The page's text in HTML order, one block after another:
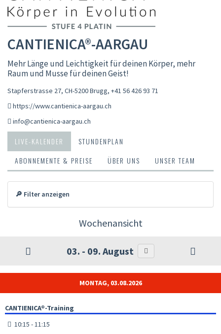
CANTIENICA®-AARGAU
Mehr Länge und Leichtigkeit für deinen Körper, mehr
Raum und Musse für deinen Geist!
Stapferstrasse 27, CH-5200 Brugg, +41 56 426 93 71
https://www.cantienica-aargau.ch
info@cantienica-aargau.ch
LIVE-KALENDER
STUNDENPLAN
ABONNEMENTE & PREISE
ÜBER UNS UNSER TEAM
🔎 Filter anzeigen
Wochenansicht
03. - 09. August
MONTAG, 03.08.2026
CANTIENICA®-Training
10:15 - 11:15